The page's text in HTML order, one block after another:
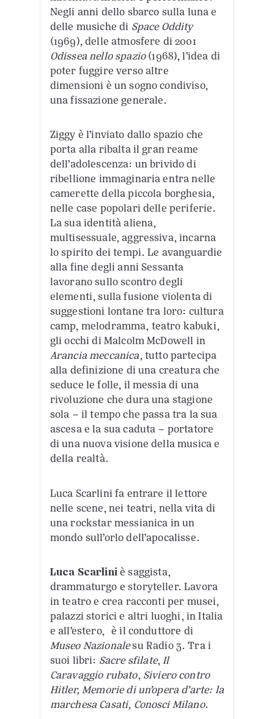
Negli anni dello sbarco sulla luna e
delle musiche di Space Oddity
(1969), delle atmosfere di 2001
Odissea nello spazio(1968), l’idea di
poter fuggire verso altre
dimensioni è un sogno condiviso,
una fissazione generale.
Ziggy è l’inviato dallo spazio che
porta alla ribalta il gran reame
dell’adolescenza: un brivido di
ribellione immaginaria entra nelle
camerette della piccola borghesia,
nelle case popolari delle periferie.
La sua identità aliena,
multisessuale, aggressiva, incarna
lo spirito dei tempi. Le avanguardie
alla fine degli anni Sessanta
lavorano sullo scontro degli
elementi, sulla fusione violenta di
suggestioni lontane tra loro: cultura
camp, melodramma, teatro kabuki,
gli occhi di Malcolm McDowell in
Arancia meccanica, tutto partecipa
alla definizione di una creatura che
seduce le folle, il messia di una
rivoluzione che dura una stagione
sola – il tempo che passa tra la sua
ascesa e la sua caduta – portatore
di una nuova visione della musica e
della realtà.
Luca Scarlini fa entrare il lettore
nelle scene, nei teatri, nella vita di
una rockstar messianica in un
mondo sull’orlo dell’apocalisse.
Luca Scarliniè saggista,
drammaturgo e storyteller. Lavora
in teatro e crea racconti per musei,
palazzi storici e altri luoghi, in Italia
e all’estero, è il conduttore di
Museo Nazionalesu Radio 3. Tra i
suoi libri: Sacre sfilate,Il
Caravaggio rubato, Siviero contro
Hitler, Memorie di un’opera d’arte: la
marchesa Casati, Conosci Milano.